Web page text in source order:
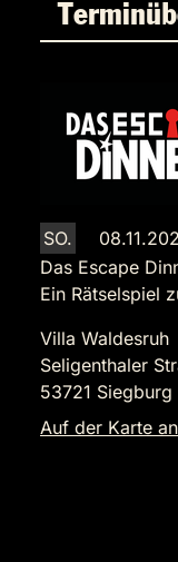
SO.
Das Escape
Ein Rätselspiel
Villa Waldesruh
Seligenthaler
53721 Siegburg
Auf der Karte